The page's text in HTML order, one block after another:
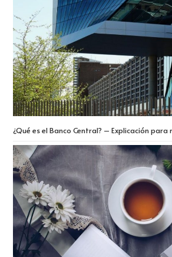
¿Qué es el Banco Central? – Explicación para